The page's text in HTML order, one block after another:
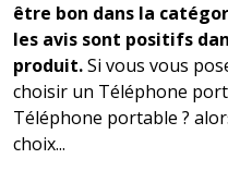
être bon dans la
les avis sont positifs
produit.Si vous vous
choisir un Téléphone
Téléphone portable ?
choix...